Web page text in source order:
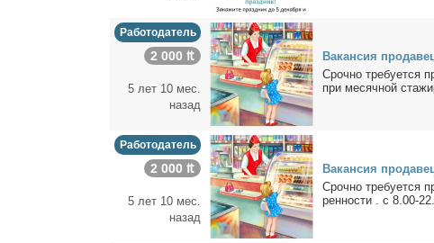
Работодатель
2 000 ₶
5 лет 10 мес.
назад
Ва­кан­сия
Сроч­но тре­бу­ет­ся
при ме­сяч­ной
Работодатель
2 000 ₶
5 лет 10 мес.
назад
Ва­кан­сия
Сроч­но тре­бу­ет­ся
рен­но­сти . с 8.00-